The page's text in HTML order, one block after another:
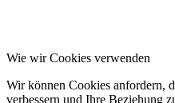
Wie wir Cookies verwenden
Wir können Cookies anfordern,
verbessern und Ihre Beziehung